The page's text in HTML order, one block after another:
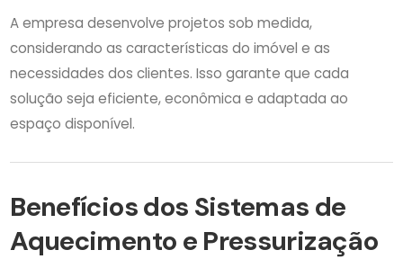
A empresa desenvolve projetos sob medida,
considerando as características do imóvel e as
necessidades dos clientes. Isso garante que cada
solução seja eficiente, econômica e adaptada ao
espaço disponível.
Benefícios dos Sistemas de
Aquecimento e Pressurização